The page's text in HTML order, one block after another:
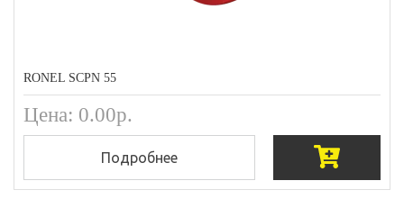
RONEL SCPN 55
Цена: 0.00р.
Подробнее